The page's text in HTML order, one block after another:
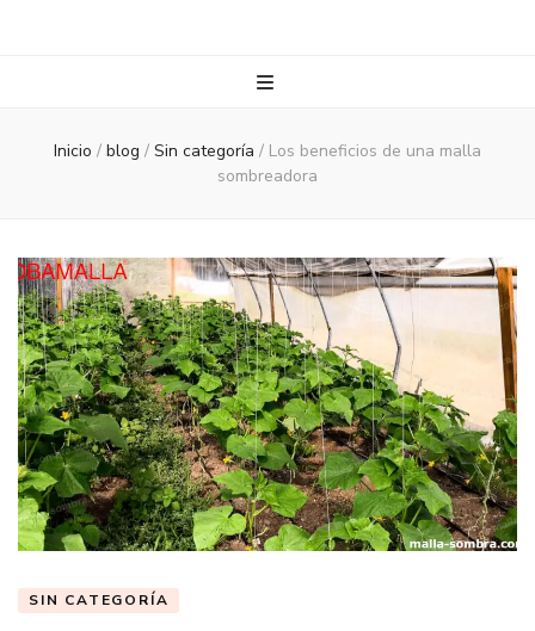
Inicio / blog / Sin categoría / Los beneficios de una malla
sombreadora
SIN CATEGORÍA